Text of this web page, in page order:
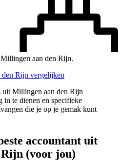
aan den Rijn.
Rijn vergelijken
Millingen aan den Rijn
in te dienen en specifieke
die je op je gemak kunt
accountant uit
(voor jou)